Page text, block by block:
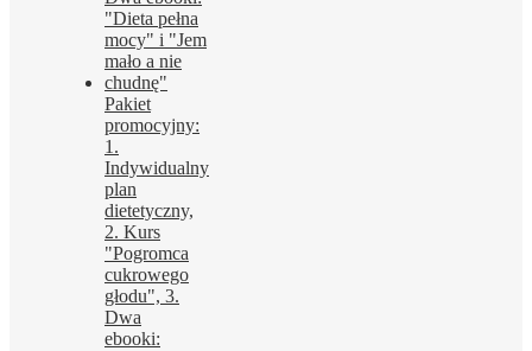
Pakiet
promocyjny:
1.
Indywidualny
plan
dietetyczny,
2. Kurs
"Pogromca
cukrowego
głodu", 3.
Dwa
ebooki: